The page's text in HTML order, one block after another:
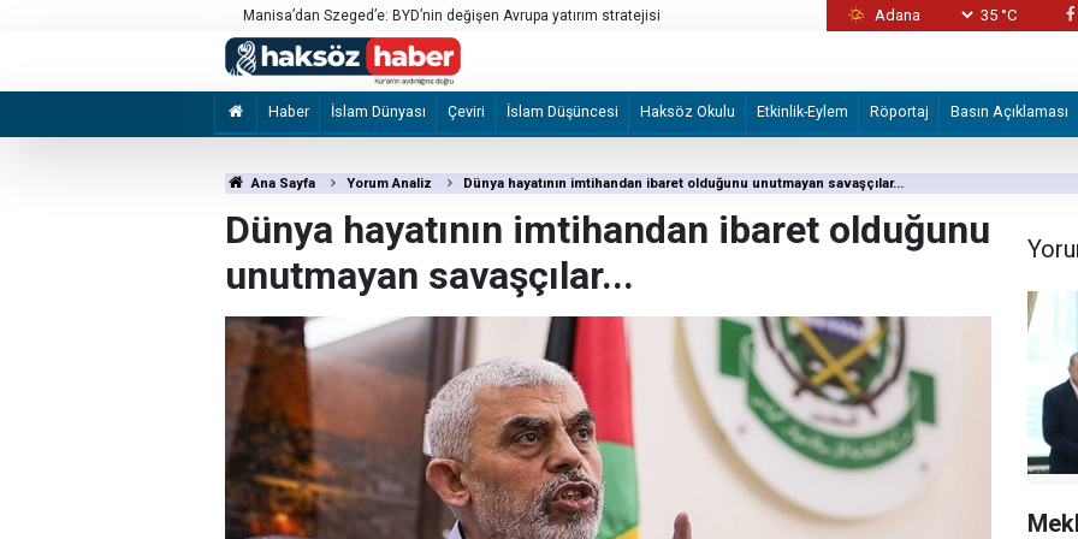
Manisa’dan Szeged’e: BYD’nin değişen Avrupa yatırım stratejisi
Katiller önce canlı kalkan olarak kullandı sonra infaz etti!
Katil İsrail,
35 °C
Haber İslam Dünyası Çeviri İslam Düşüncesi Haksöz Okulu Etkinlik-Eylem Röportaj Basın Açıklaması
Ana Sayfa Yorum Analiz Dünya hayatının imtihandan ibaret olduğunu unutmayan savaşçılar...
Dünya hayatının imtihandan ibaret olduğunu
unutmayan savaşçılar...